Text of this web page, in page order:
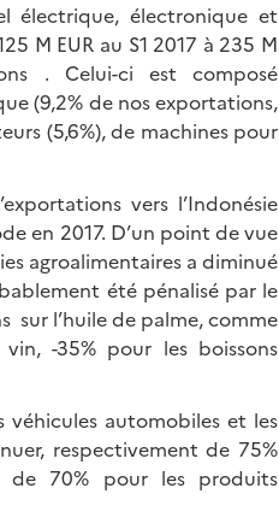
électrique, électronique et
M EUR au S1 2017 à 235 M
. Celui-ci est composé
(9,2% de nos exportations,
(5,6%), de machines pour
vers l’Indonésie
en 2017. D’un point de vue
agroalimentaires a diminué
été pénalisé par le
sur l’huile de palme, comme
-35% pour les boissons
véhicules automobiles et les
respectivement de 75%
70% pour les produits